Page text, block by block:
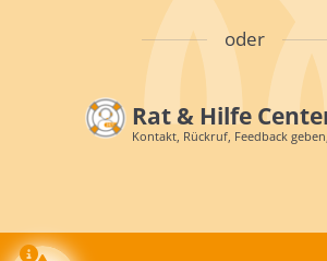
oder
Rat & Hilfe
Kontakt, Rückruf, Feedback